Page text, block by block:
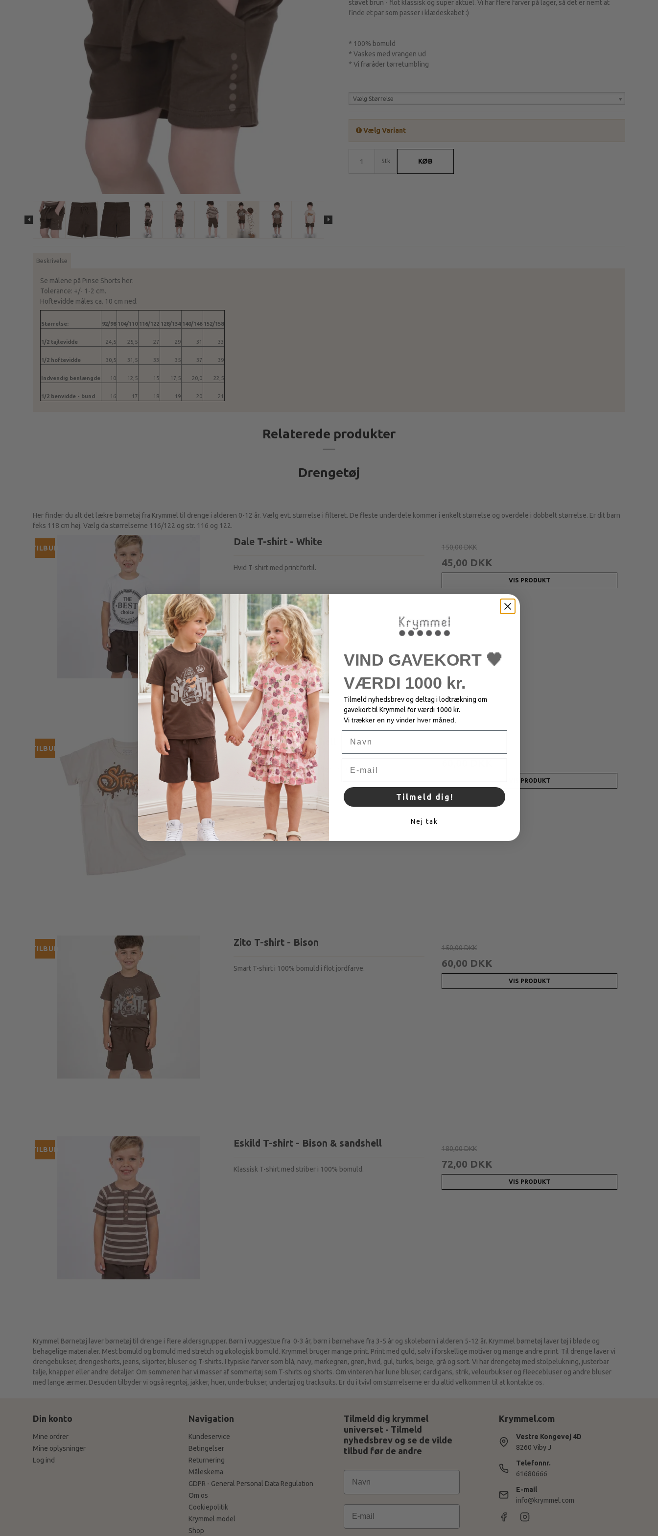
støvet brun - flot klassisk og super aktuel. Vi har flere farver på lager, så det er nemt at
finde et par som passer i klædeskabet :)
* 100% bomuld
* Vaskes med vrangen ud
* Vi fraråder tørretumbling
Vælg Størrelse
Vælg Variant
Stk KØB
Beskrivelse
Se målene på Pinse Shorts her:
Tolerance: +/- 1-2 cm.
Hoftevidde måles ca. 10 cm ned.
Størrelse: 92/98 104/110 116/122 128/134 140/146 152/158
1/2 tajlevidde 24,5 25,5 27 29 31 33
1/2 hoftevidde 30,5 31,5 33 35 37 39
Indvendig benlængde 10 12,5 15 17,5 20,0 22,5
1/2 benvidde - bund 16 17 18 19 20 21
Relaterede produkter
Drengetøj
Her finder du alt det lækre børnetøj fra Krymmel til drenge i alderen 0-12 år. Vælg evt. størrelse i filteret. De fleste underdele kommer i enkelt størrelse og overdele i dobbelt størrelse. Er dit barn
feks 118 cm høj. Vælg da størrelserne 116/122 og str. 116 og 122.
TILBUD
Dale T-shirt - White
Hvid T-shirt med print fortil.
150,00 DKK
45,00 DKK
VIS PRODUKT
TILBUD
Zito T-shirt - Sandshell
Smart T-shirt i 100% bomuld med print. 60,00 DKK
VIS PRODUKT
TILBUD
Zito T-shirt - Bison
Smart T-shirt i 100% bomuld i flot jordfarve.
150,00 DKK
60,00 DKK
VIS PRODUKT
TILBUD
Eskild T-shirt - Bison & sandshell
Klassisk T-shirt med striber i 100% bomuld.
180,00 DKK
72,00 DKK
VIS PRODUKT
Krymmel Børnetøj laver børnetøj til drenge i flere aldersgrupper. Børn i vuggestue fra 0-3 år, børn i børnehave fra 3-5 år og skolebørn i alderen 5-12 år. Krymmel børnetøj laver tøj i bløde og
behagelige materialer. Mest bomuld og bomuld med stretch og økologisk bomuld. Krymmel bruger mange print. Print med guld, sølv i forskellige motiver og mange andre print. Til drenge laver vi
drengebukser, drengeshorts, jeans, skjorter, bluser og T-shirts. I typiske farver som blå, navy, mørkegrøn, grøn, hvid, gul, turkis, beige, grå og sort. Vi har drengetøj med stolpelukning, justerbar
talje, knapper eller andre detaljer. Om sommeren har vi masser af sommertøj som T-shirts og shorts. Om vinteren har lune bluser, cardigans, strik, velourbukser og fleecebluser og andre bluser
med lange ærmer. Desuden tilbyder vi også regntøj, jakker, huer, underbukser, undertøj og tracksuits. Er du i tvivl om størrelserne er du altid velkommen til at kontakte os.
Din konto
Mine ordrer
Mine oplysninger
Log ind
Navigation
Kundeservice
Betingelser
Returnering
Måleskema
GDPR - General Personal Data Regulation
Om os
Cookiepolitik
Krymmel model
Shop
Tilmeld dig krymmel
universet - Tilmeld
nyhedsbrev og se de vilde
tilbud før de andre
Email
Krymmel.com
Vestre Kongevej 4D
8260 Viby J
Telefonnr.
61680666
E-mail
info@krymmel.com
VIND GAVEKORT 🖤
VÆRDI 1000 kr.
Tilmeld nyhedsbrev og deltag i lodtrækning om
gavekort til Krymmel for værdi 1000 kr.
Vi trækker en ny vinder hver måned.
Tilmeld dig!
Nej tak